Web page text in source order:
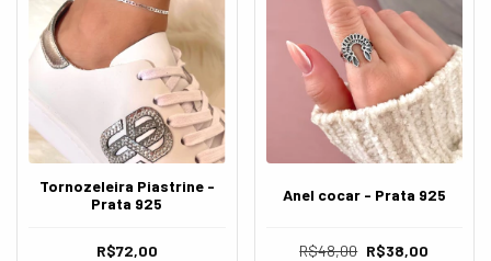
Tornozeleira Piastrine -
Prata 925
R$72,00
Anel cocar - Prata 925
R$48,00 R$38,00